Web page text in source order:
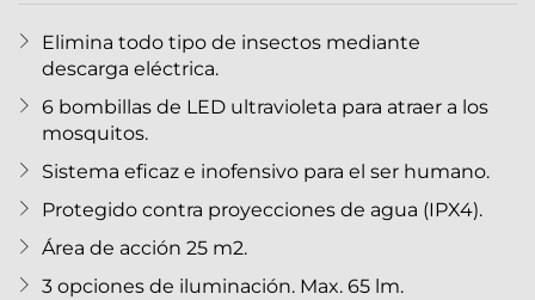
Elimina todo tipo de insectos mediante
descarga eléctrica.
6 bombillas de LED ultravioleta para atraer a los
mosquitos.
Sistema eficaz e inofensivo para el ser humano.
Protegido contra proyecciones de agua (IPX4).
Área de acción 25 m2.
3 opciones de iluminación. Max. 65 lm.